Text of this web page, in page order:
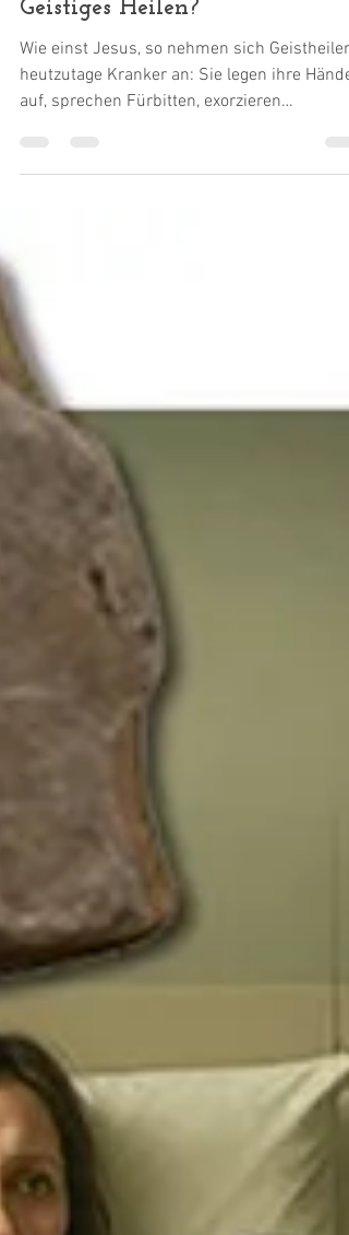
Was hat die Kirche gegen
Geistiges Heilen?
Wie einst Jesus, so nehmen sich Geistheiler
manchmal. Erfüllen sie damit nicht den
gesellschaftliche Anerkennung, um
Integration ins Gesundheitswesen sicher
sein? Sollten sie nicht in Pfarrgemeinden
kirchlichen Einrichtungen mithelfen dürfen,
Leid zu lindern? Aber gerade Vertreter der gr